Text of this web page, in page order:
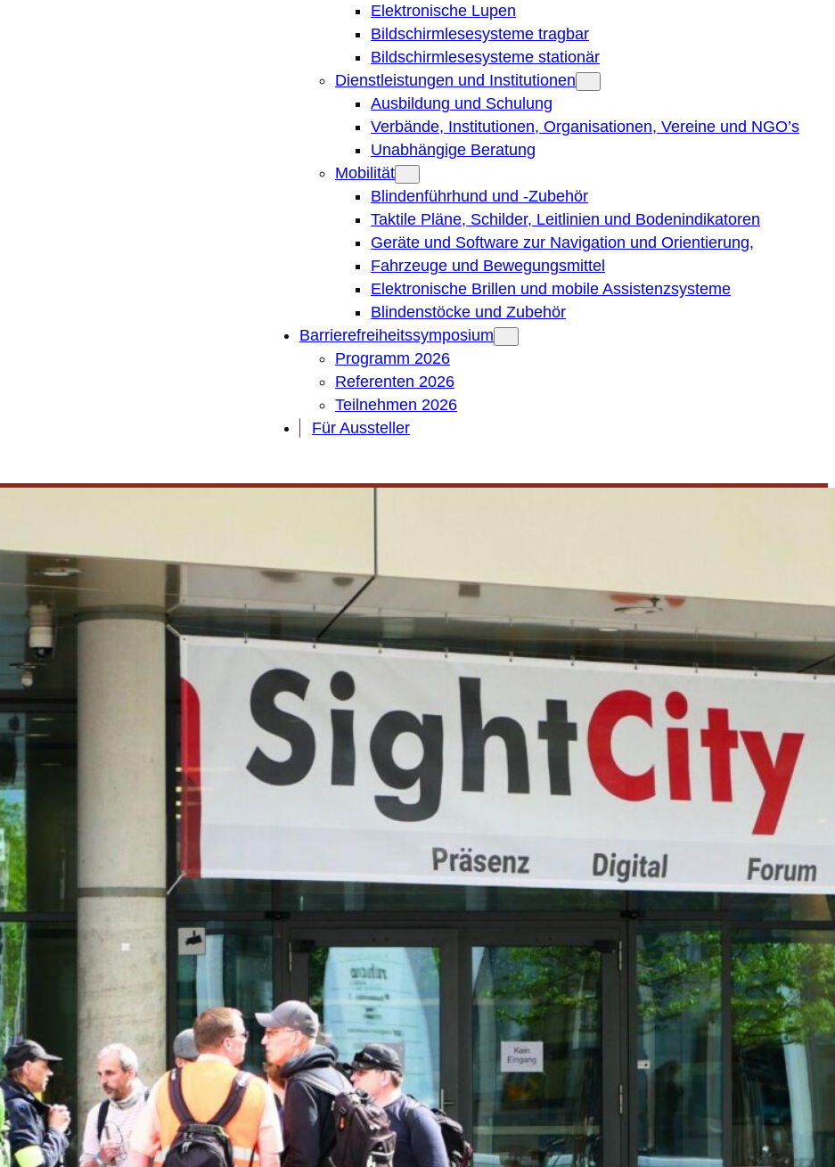
Elektronische Lupen
Bildschirmlesesysteme tragbar
Bildschirmlesesysteme stationär
Dienstleistungen und Institutionen
Ausbildung und Schulung
Verbände, Institutionen, Organisationen, Vereine und NGO’s
Unabhängige Beratung
Mobilität
Blindenführhund und -Zubehör
Taktile Pläne, Schilder, Leitlinien und Bodenindikatoren
Geräte und Software zur Navigation und Orientierung,
Fahrzeuge und Bewegungsmittel
Elektronische Brillen und mobile Assistenzsysteme
Blindenstöcke und Zubehör
Barrierefreiheitssymposium
Programm 2026
Referenten 2026
Teilnehmen 2026
Für Aussteller